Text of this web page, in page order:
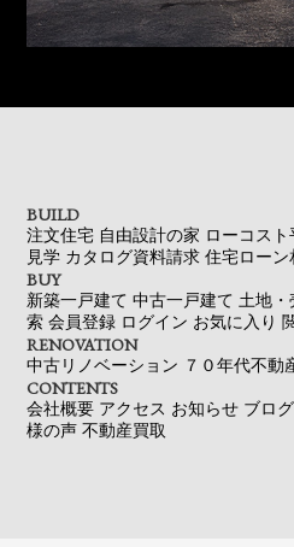
BUILD
注文住宅 自由設計の家 ローコスト
見学 カタログ資料請求 住宅ローン
BUY
新築一戸建て 中古一戸建て 土地・
索 会員登録 ログイン お気に入り
RENOVATION
中古リノベーション ７０年代不動
CONTENTS
会社概要 アクセス お知らせ ブログ
様の声 不動産買取